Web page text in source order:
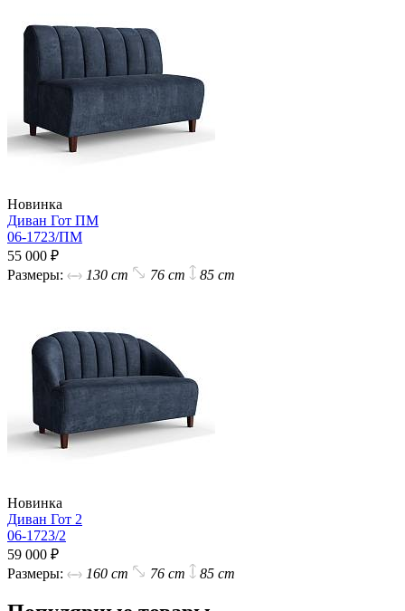
Новинка
Диван Гот ПМ
06-1723/ПМ
55 000 ₽
Размеры:
130 cm 76 cm 85 cm
Новинка
Диван Гот 2
06-1723/2
59 000 ₽
Размеры:
160 cm 76 cm 85 cm